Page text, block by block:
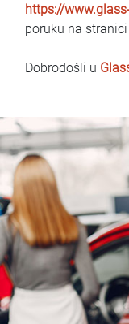
https://
poruku na stranici
Dobrodošli u